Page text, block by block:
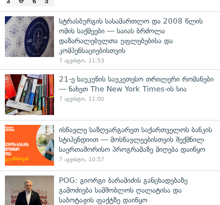
სტრასბურგის სასამართლო და 2008 წლის
ომის საქმეები — საიას ბრძოლა
დაზარალებულთა უფლებებისა და
კომპენსაციებისთვის
7 აგვისტო, 11:53
21-ე საუკუნის საუკეთესო თრილერი რომანები
— ნახეთ The New York Times-ის სია
7 აგვისტო, 11:00
ისწავლე საზღვარგარეთ საქართველოს ბანკის
სტიპენდიით — მოსწავლეებისთვის შექმნილ
საერთაშორისო პროგრამაზე მიღება დაიწყო
7 აგვისტო, 10:57
POG: გიორგი ბარამიძის განცხადებაზე
გამოძიება სამშობლოს ღალატისა და
საბოტაჟის ფაქტზე დაიწყო